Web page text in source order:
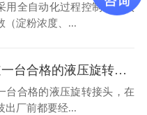
用全自动化过程控制，各项
（淀粉浓度、...
您知道一台合格的液压旋转接头，在腾旋出厂前都要经历什么吗？
台合格的液压旋转接头，在
出厂前都要经...